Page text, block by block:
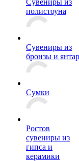
Сувениры из
полистоуна
Сувениры из
бронзы и
Сумки
Ростов
сувениры из
гипса и
керамики